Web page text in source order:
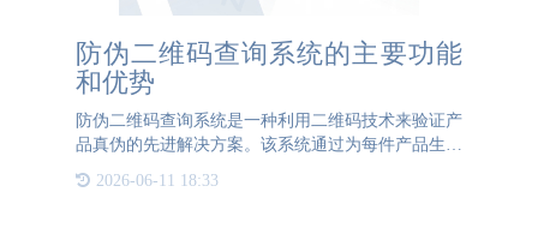
防伪二维码查询系统的主要功能
和优势
防伪二维码查询系统是一种利用二维码技术来验证产
品真伪的先进解决方案。该系统通过为每件产品生成
别产品的真伪，从而有效打击假冒伪劣产品，保护企
2026-06-11 18:33